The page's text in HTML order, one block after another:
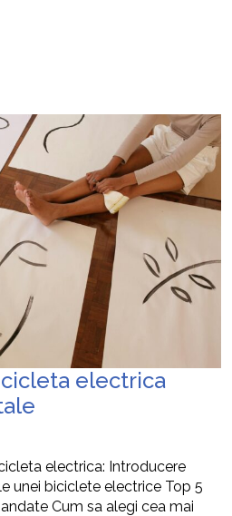
electrica
electrica: Introducere
unei biciclete electrice Top 5
Cum sa alegi cea mai